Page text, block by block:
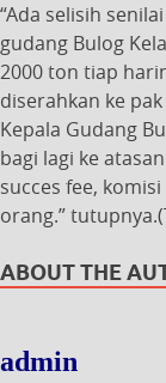
“Ada selisih
gudang Bulog
2000 ton tiap
diserahkan ke
Kepala Gudang
bagi lagi ke
succes fee,
orang.”
ABOUT THE
admin